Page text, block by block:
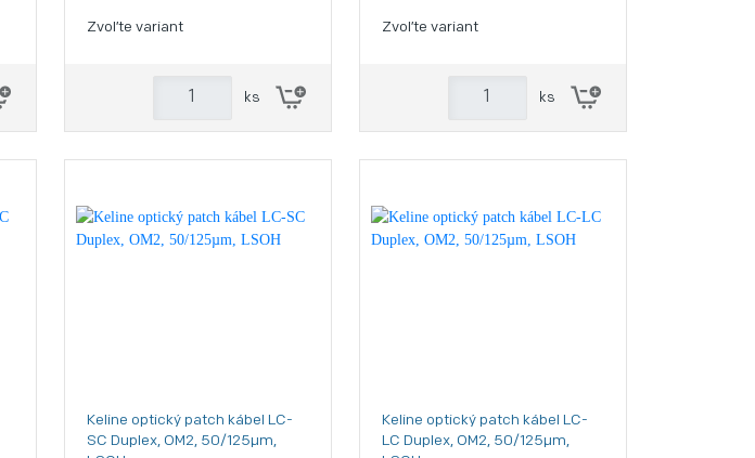
Zvoľte variant
ks
Zvoľte variant
ks
Keline optický patch kábel LC-
SC Duplex, OM2, 50/125µm,
Keline optický patch kábel LC-
LC Duplex, OM2, 50/125µm,